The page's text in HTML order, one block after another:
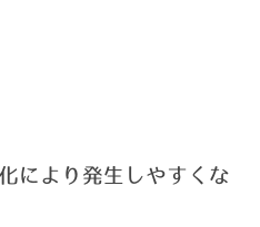
により発生しやすくな